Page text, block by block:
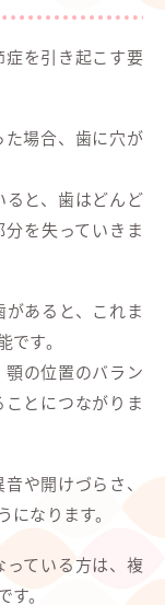
を引き起こす要
場合、歯に穴が
と、歯はどんど
を失っていきま
あると、これま
す。
の位置のバラン
とにつながりま
や開けづらさ、
なります。
ている方は、複
。